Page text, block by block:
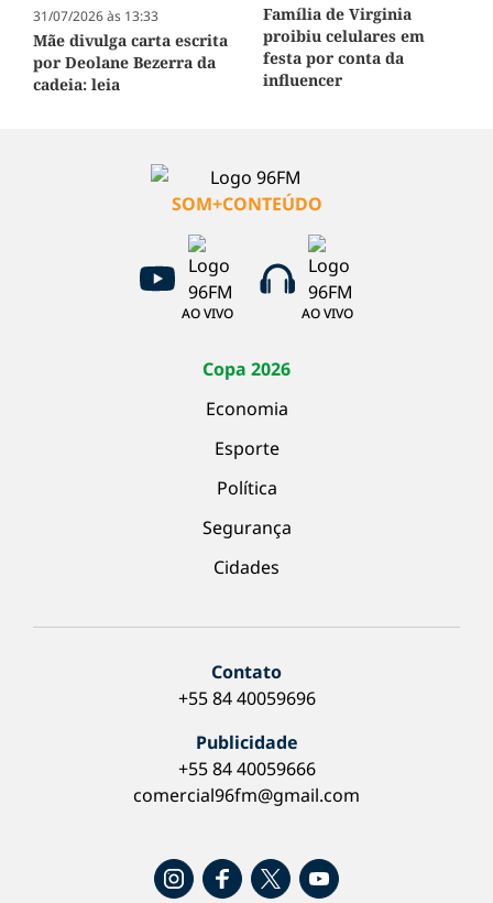
31/07/2026 às 13:33
Mãe divulga carta escrita
por Deolane Bezerra da
cadeia: leia
Família de Virginia
proibiu celulares em
festa por conta da
influencer
SOM+CONTEÚDO
AO VIVO AO VIVO
Copa 2026
Economia
Esporte
Política
Segurança
Cidades
Contato
+55 84 40059696
Publicidade
+55 84 40059666
comercial96fm@gmail.com